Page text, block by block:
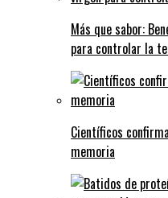
Más que sabor:
para controlar la
Científicos
memoria